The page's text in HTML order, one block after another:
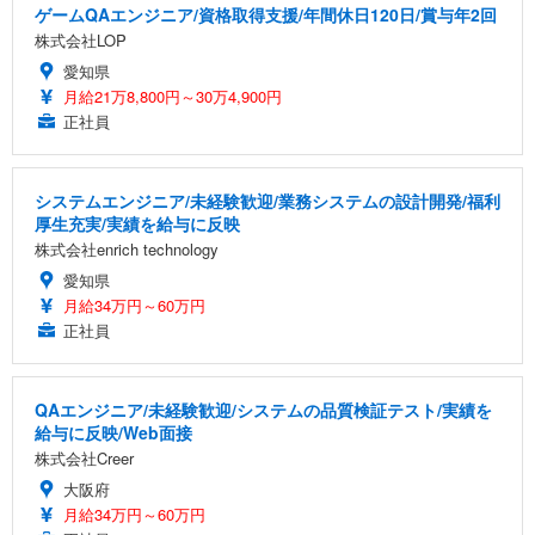
ゲームQAエンジニア/資格取得支援/年間休日120日/賞与年2回
株式会社LOP
愛知県
月給21万8,800円～30万4,900円
正社員
システムエンジニア/未経験歓迎/業務システムの設計開発/福利
厚生充実/実績を給与に反映
株式会社enrich technology
愛知県
月給34万円～60万円
正社員
QAエンジニア/未経験歓迎/システムの品質検証テスト/実績を
給与に反映/Web面接
株式会社Creer
大阪府
月給34万円～60万円